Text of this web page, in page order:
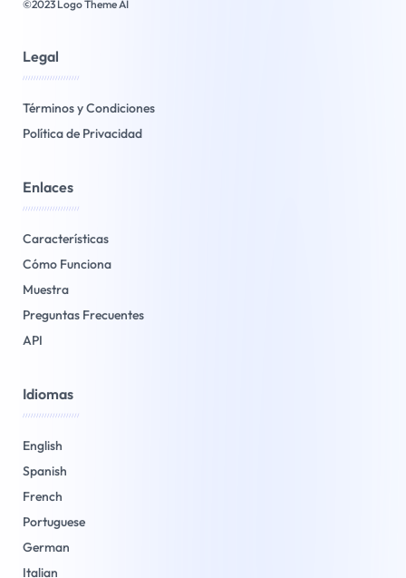
©2023 Logo Theme AI
Legal
/////////////////////
Términos y Condiciones
Política de Privacidad
Enlaces
/////////////////////
Características
Cómo Funciona
Muestra
Preguntas Frecuentes
API
Idiomas
/////////////////////
English
Spanish
French
Portuguese
German
Italian